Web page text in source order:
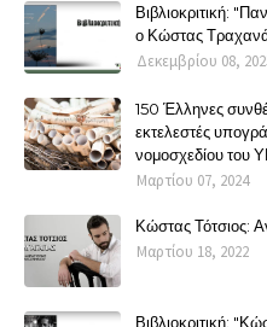
Βιβλιοκριτική:
ο Κώστας
Δεκεμβρίου 08,
150 Έλληνες
εκτελεστές
νομοσχεδίου του
Μαρτίου 07, 2024
Κώστας Τότσιος:
Μαρτίου 18, 2022
Βιβλιοκριτική: